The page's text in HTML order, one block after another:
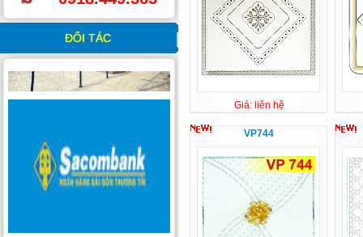
ĐỐI TÁC
Giá: liên hệ
VP744